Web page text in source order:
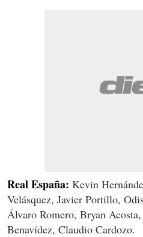
Real España: Kevin
Velásquez, Javier Portillo,
Álvaro Romero, Bryan
Benavídez, Claudio Cardozo.